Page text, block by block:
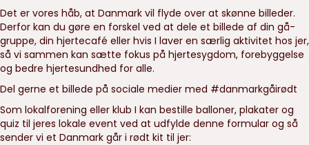
Det er vores håb, at Danmark vil flyde over at skønne billeder.
Derfor kan du gøre en forskel ved at dele et billede af din gå-
gruppe, din hjertecafé eller hvis I laver en særlig aktivitet hos jer,
så vi sammen kan sætte fokus på hjertesygdom, forebyggelse
og bedre hjertesundhed for alle.
Del gerne et billede på sociale medier med #danmarkgåirødt
Som lokalforening eller klub I kan bestille balloner, plakater og
quiz til jeres lokale event ved at udfylde denne formular og så
sender vi et Danmark går i rødt kit til jer: